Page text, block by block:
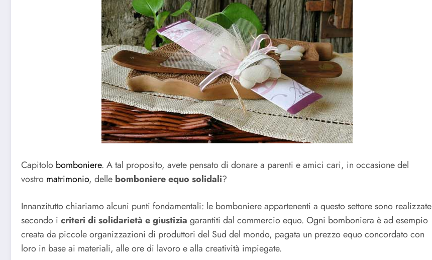
Capitolo bomboniere. A tal proposito, avete pensato di donare a parenti e amici cari, in occasione del
vostro matrimonio, delle bomboniere equo solidali?
Innanzitutto chiariamo alcuni punti fondamentali: le bomboniere appartenenti a questo settore sono realizzate
secondo i criteri di solidarietà e giustizia garantiti dal commercio equo. Ogni bomboniera è ad esempio
creata da piccole organizzazioni di produttori del Sud del mondo, pagata un prezzo equo concordato con
loro in base ai materiali, alle ore di lavoro e alla creatività impiegate.